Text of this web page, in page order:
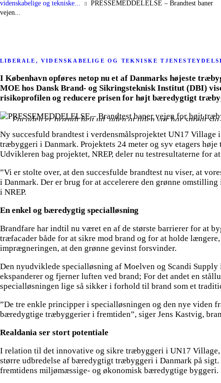
videnskabelige og tekniske...
PRESSEMEDDELELSE – Brandtest baner
vejen...
LIBERALE, VIDENSKABELIGE OG TEKNISKE
I København opføres netop nu et af Danmarks højeste
MOE hos Dansk Brand- og Sikringsteknisk Institut (DBI)
risikoprofilen og reducere prisen for højt bæredygtigt
Facaden er brændt helt ud, uden at ilden var har spredt
Ny succesfuld brandtest i verdensmålsprojektet UN17
træbyggeri i Danmark. Projektets 24 meter og syv etagers
Udvikleren bag projektet, NREP, deler nu testresultaterne for
”Vi er stolte over, at den succesfulde brandtest nu viser, at
i Danmark. Der er brug for at accelerere den grønne
i NREP.
En enkel og bæredygtig specialløsning
Brandfare har indtil nu været en af de største barrierer for at
træfacader både for at sikre mod brand og for at holde
imprægneringen, at den grønne gevinst forsvinder.
Den nyudviklede specialløsning af Moelven og Scandi
ekspanderer og fjerner luften ved brand; For det andet en
specialløsningen lige så sikker i forhold til brand som et
”De tre enkle principper i specialløsningen og den nye viden
bæredygtige træbyggerier i fremtiden”, siger Jens Kastvig,
Realdania ser stort potentiale
I relation til det innovative og sikre træbyggeri i UN17 Village,
større udbredelse af bæredygtigt træbyggeri i Danmark på
fremtidens miljømæssige- og økonomisk bæredygtige byggeri.